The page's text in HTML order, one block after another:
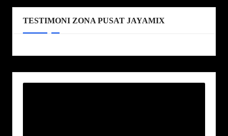
TESTIMONI ZONA PUSAT JAYAMIX